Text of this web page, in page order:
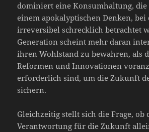
dominiert eine Konsumhaltung, die
einem apokalyptischen Denken, bei
irreversibel schrecklich betrachtet
Generation scheint mehr daran
ihren Wohlstand zu bewahren, als
Reformen und Innovationen
erforderlich sind, um die Zukunft
sichern.
Gleichzeitig stellt sich die Frage, ob
Verantwortung für die Zukunft